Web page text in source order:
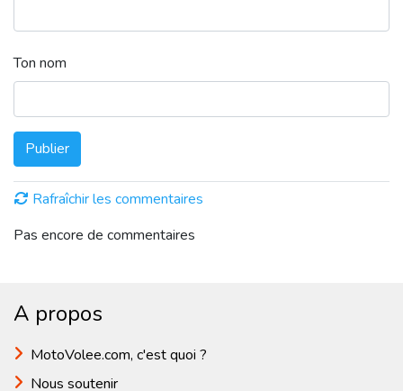
Ton nom
Publier
Rafraîchir les commentaires
Pas encore de commentaires
A propos
MotoVolee.com, c'est quoi ?
Nous soutenir